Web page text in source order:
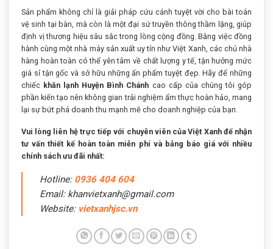
Sản phẩm không chỉ là giải pháp cứu cánh tuyệt vời cho bài toán
vệ sinh tại bàn, mà còn là một đại sứ truyền thông thầm lặng, giúp
định vị thương hiệu sâu sắc trong lòng cộng đồng. Bằng việc đồng
hành cùng một nhà máy sản xuất uy tín như Việt Xanh, các chủ nhà
hàng hoàn toàn có thể yên tâm về chất lượng y tế, tận hưởng mức
giá sỉ tận gốc và sở hữu những ấn phẩm tuyệt đẹp. Hãy để những
chiếc khăn lạnh Huyện Bình Chánh cao cấp của chúng tôi góp
phần kiến tạo nên không gian trải nghiệm ẩm thực hoàn hảo, mang
lại sự bứt phá doanh thu mạnh mẽ cho doanh nghiệp của bạn.
Vui lòng liên hệ trực tiếp với chuyên viên của Việt Xanh để nhận
tư vấn thiết kế hoàn toàn miễn phí và bảng báo giá với nhiều
chính sách ưu đãi nhất:
Hotline: 0936 404 604
Email: khanvietxanh@gmail.com
Website: vietxanhjsc.vn